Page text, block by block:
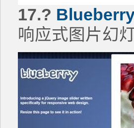
17.?
响应式图片幻